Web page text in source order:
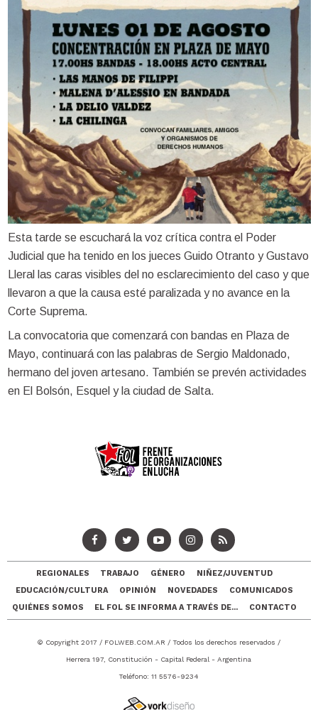
Esta tarde se escuchará la voz crítica contra el Poder
Judicial que ha tenido en los jueces Guido Otranto y Gustavo
Lleral las caras visibles del no esclarecimiento del caso y que
llevaron a que la causa esté paralizada y no avance en la
Corte Suprema.
La convocatoria que comenzará con bandas en Plaza de
Mayo, continuará con las palabras de Sergio Maldonado,
hermano del joven artesano. También se prevén actividades
en El Bolsón, Esquel y la ciudad de Salta.
REGIONALES TRABAJO GÉNERO
NIÑEZ/JUVENTUD
EDUCACIÓN/CULTURA
OPINIÓN NOVEDADES
COMUNICADOS
QUIÉNES SOMOS
EL FOL SE INFORMA A TRAVÉS DE... CONTACTO
© Copyright 2017 / FOLWEB.COM.AR / Todos los derechos reservados /
Herrera 197, Constitución - Capital Federal - Argentina
Teléfono: 11 5576-9234